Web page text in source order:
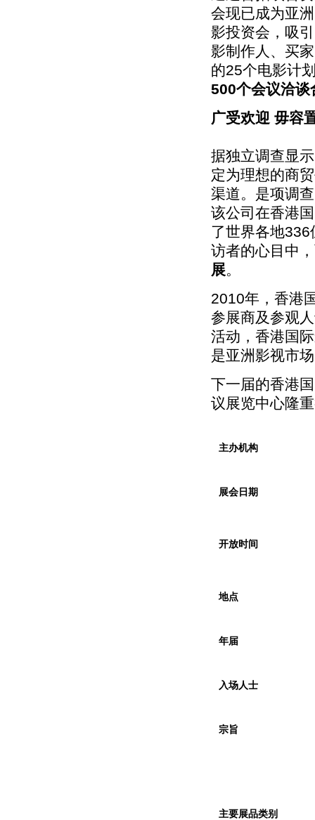
会现已成为亚
影投资会，吸
影制作人、买
的25个电影计
500个会议洽谈
广受欢迎 毋容
据独立调查显
定为理想的商
渠道。是项调
该公司在香港
了世界各地
访者的心目中
展。
2010年，香港
参展商及参观
活动，香港国
是亚洲影视市
下一届的香港
议展览中心隆
主办机构
展会日期
开放时间
地点
年届
入场人士
宗旨
主要展品类别